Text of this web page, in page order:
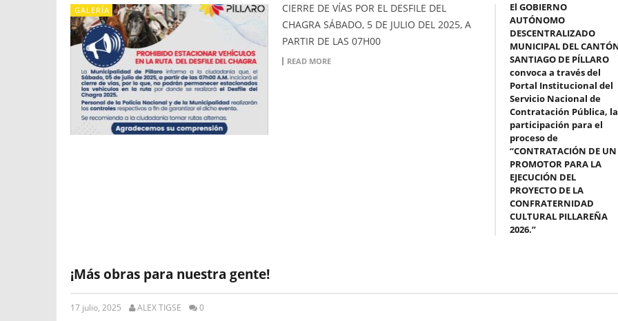
GALERÍA
CIERRE DE VÍAS POR EL DESFILE DEL
CHAGRA SÁBADO, 5 DE JULIO DEL 2025, A
PARTIR DE LAS 07H00
READ MORE
El GOBIERNO
AUTÓNOMO
DESCENTRALIZADO
MUNICIPAL DEL
SANTIAGO DE PÍLLARO
convoca a través del
Portal Institucional del
Servicio Nacional de
Contratación Pública, la
participación para el
proceso de
“CONTRATACIÓN DE UN
PROMOTOR PARA LA
EJECUCIÓN DEL
PROYECTO DE LA
CONFRATERNIDAD
CULTURAL PILLAREÑA
2026.”
¡Más obras para nuestra gente!
17 julio, 2025 ALEX TIGSE 0